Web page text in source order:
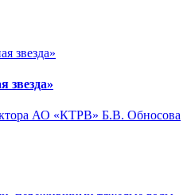
звезда»
АО «КТРВ» Б.В. Обносова